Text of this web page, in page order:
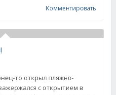
Комментировать
то открыл пляжно-
с открытием в